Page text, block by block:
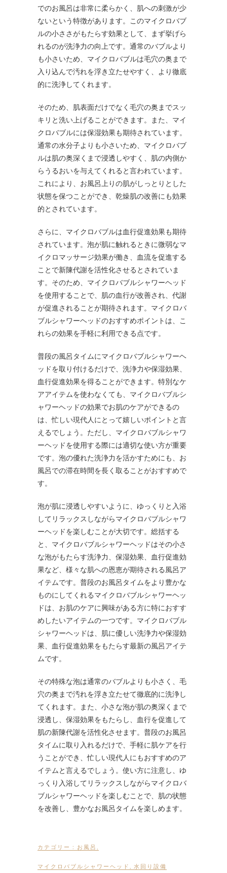
でのお風呂は非常に柔らかく、肌への刺激が少
ないという特徴があります。このマイクロバブ
ルの小ささがもたらす効果として、まず挙げら
れるのが洗浄力の向上です。通常のバブルより
も小さいため、マイクロバブルは毛穴の奥まで
入り込んで汚れを浮き立たせやすく、より徹底
的に洗浄してくれます。
そのため、肌表面だけでなく毛穴の奥までスッ
キリと洗い上げることができます。また、マイ
クロバブルには保湿効果も期待されています。
通常の水分子よりも小さいため、マイクロバブ
ルは肌の奥深くまで浸透しやすく、肌の内側か
らうるおいを与えてくれると言われています。
これにより、お風呂上りの肌がしっとりとした
状態を保つことができ、乾燥肌の改善にも効果
的とされています。
さらに、マイクロバブルは血行促進効果も期待
されています。泡が肌に触れるときに微弱なマ
イクロマッサージ効果が働き、血流を促進する
ことで新陳代謝を活性化させるとされていま
す。そのため、マイクロバブルシャワーヘッド
を使用することで、肌の血行が改善され、代謝
が促進されることが期待されます。マイクロバ
ブルシャワーヘッドのおすすめポイントは、こ
れらの効果を手軽に利用できる点です。
普段の風呂タイムにマイクロバブルシャワーヘ
ッドを取り付けるだけで、洗浄力や保湿効果、
血行促進効果を得ることができます。特別なケ
アアイテムを使わなくても、マイクロバブルシ
ャワーヘッドの効果でお肌のケアができるの
は、忙しい現代人にとって嬉しいポイントと言
えるでしょう。ただし、マイクロバブルシャワ
ーヘッドを使用する際には適切な使い方が重要
です。泡の優れた洗浄力を活かすためにも、お
風呂での滞在時間を長く取ることがおすすめで
す。
泡が肌に浸透しやすいように、ゆっくりと入浴
してリラックスしながらマイクロバブルシャワ
ーヘッドを楽しむことが大切です。総括する
と、マイクロバブルシャワーヘッドはその小さ
な泡がもたらす洗浄力、保湿効果、血行促進効
果など、様々な肌への恩恵が期待される風呂ア
イテムです。普段のお風呂タイムをより豊かな
ものにしてくれるマイクロバブルシャワーヘッ
ドは、お肌のケアに興味がある方に特におすす
めしたいアイテムの一つです。マイクロバブル
シャワーヘッドは、肌に優しい洗浄力や保湿効
果、血行促進効果をもたらす最新の風呂アイテ
ムです。
その特殊な泡は通常のバブルよりも小さく、毛
穴の奥まで汚れを浮き立たせて徹底的に洗浄し
てくれます。また、小さな泡が肌の奥深くまで
浸透し、保湿効果をもたらし、血行を促進して
肌の新陳代謝を活性化させます。普段のお風呂
タイムに取り入れるだけで、手軽に肌ケアを行
うことができ、忙しい現代人にもおすすめのア
イテムと言えるでしょう。使い方に注意し、ゆ
っくり入浴してリラックスしながらマイクロバ
ブルシャワーヘッドを楽しむことで、肌の状態
を改善し、豊かなお風呂タイムを楽しめます。
カテゴリー : お風呂
マイクロバブルシャワーヘッド 水回り設備